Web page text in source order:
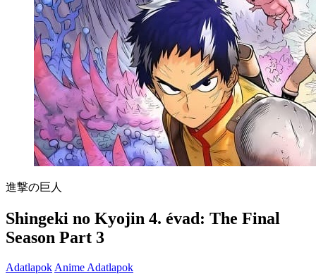
進撃の巨人
Shingeki no Kyojin 4. évad: The Final
Season Part 3
Adatlapok Anime Adatlapok